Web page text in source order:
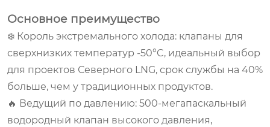
Основное преимущество
❄️ Король экстремального холода: клапаны для
сверхнизких температур -50°C, идеальный выбор
для проектов Северного LNG, срок службы на 40%
больше, чем у традиционных продуктов.
🔥 Ведущий по давлению: 500-мегапаскальный
водородный клапан высокого давления,